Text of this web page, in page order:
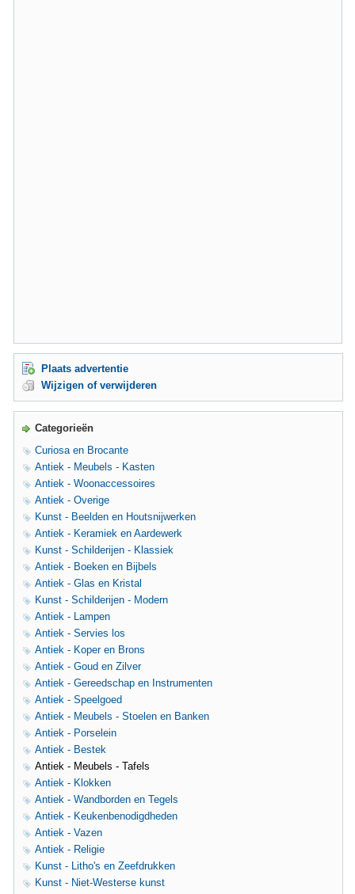
Plaats advertentie
Wijzigen of verwijderen
Categorieën
Curiosa en Brocante
Antiek - Meubels - Kasten
Antiek - Woonaccessoires
Antiek - Overige
Kunst - Beelden en Houtsnijwerken
Antiek - Keramiek en Aardewerk
Kunst - Schilderijen - Klassiek
Antiek - Boeken en Bijbels
Antiek - Glas en Kristal
Kunst - Schilderijen - Modern
Antiek - Lampen
Antiek - Servies los
Antiek - Koper en Brons
Antiek - Goud en Zilver
Antiek - Gereedschap en Instrumenten
Antiek - Speelgoed
Antiek - Meubels - Stoelen en Banken
Antiek - Porselein
Antiek - Bestek
Antiek - Meubels - Tafels
Antiek - Klokken
Antiek - Wandborden en Tegels
Antiek - Keukenbenodigdheden
Antiek - Vazen
Antiek - Religie
Kunst - Litho's en Zeefdrukken
Kunst - Niet-Westerse kunst